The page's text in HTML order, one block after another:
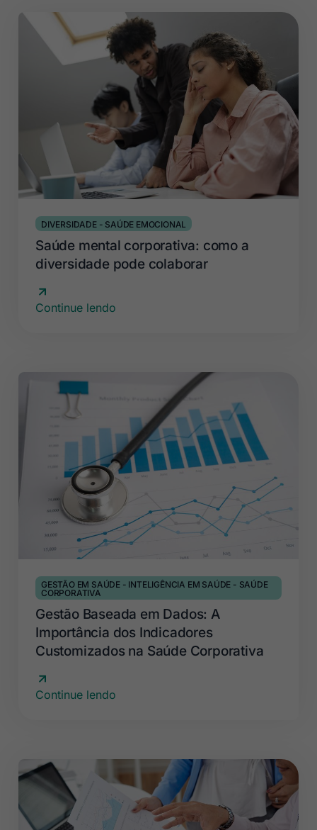
DIVERSIDADE- SAÚDE EMOCIONAL
Saúde mental corporativa: como a
diversidade pode colaborar
Continue lendo
GESTÃO EM SAÚDE - INTELIGÊNCIA EM SAÚDE - SAÚDE
CORPORATIVA
Gestão Baseada em Dados: A
Importância dos Indicadores
Customizados na Saúde Corporativa
Continue lendo